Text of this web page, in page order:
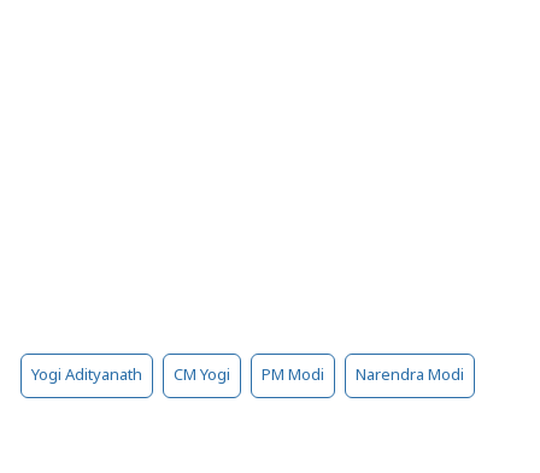
Yogi Adityanath CM Yogi PM Modi Narendra Modi